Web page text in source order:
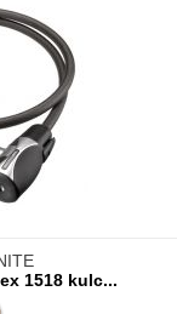
1518 kulc...